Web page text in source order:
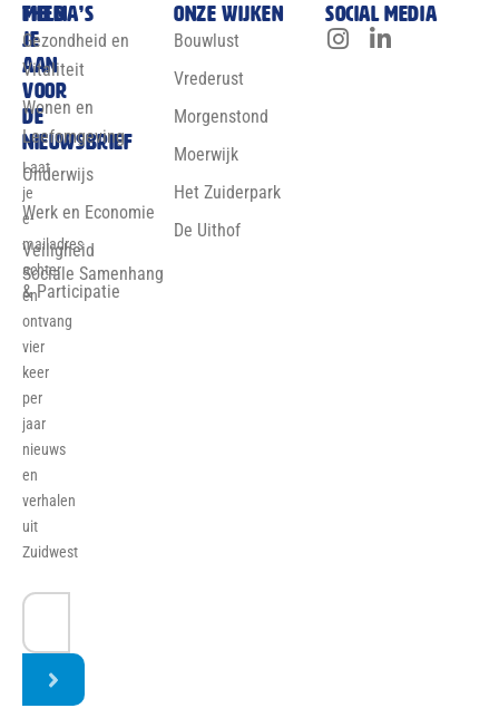
Meld
je
aan
voor
de
nieuwsbrief
Laat
je
e-
mailadres
achter
en
ontvang
vier
keer
per
jaar
nieuws
en
verhalen
uit
Zuidwest
Thema’s
Gezondheid en
Vitaliteit
Wonen en
Leefomgeving
Onderwijs
Werk en Economie
Veiligheid
Sociale Samenhang
& Participatie
Onze wijken
Bouwlust
Vrederust
Morgenstond
Moerwijk
Het Zuiderpark
De Uithof
Social media